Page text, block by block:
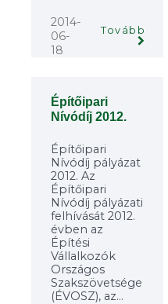
2014-
06-
18
Tovább
Építőipari
Nívódíj 2012.
Építőipari
Nívódíj pályázat
2012. Az
Építőipari
Nívódíj pályázati
felhívását 2012.
évben az
Építési
Vállalkozók
Országos
Szakszövetsége
(ÉVOSZ), az...